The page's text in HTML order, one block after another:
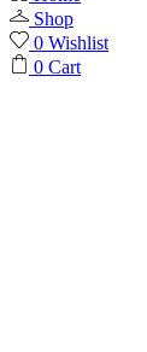
Shop
0 Wishlist
0 Cart